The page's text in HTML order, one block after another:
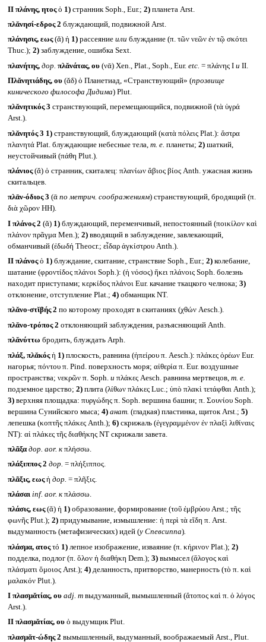
II πλάνης, ητοςὁ 1)странник Soph., Eur.; 2)планета Arst.
πλᾰνησί-εδρος 2 блуждающий, подвижной Arst.
πλάνησις, εως(ᾰ) ἡ 1)рассеяние или блуждание (π. τῶν νεῶν ἐν τῷ σκότει
Thuc.); 2)заблуждение, ошибка Sext.
πλανήτης, дор. πλᾰνάτας, ου(νᾱ) Xen., Plat., Soph., Eur. etc. = πλάνης I и II.
Πλᾰνητιάδης, ου(ᾰδ) ὁ Планетиад, «Странствующий» (прозвище
кинического философа Дидима) Plut.
πλᾰνητικός 3 странствующий, перемещающийся, подвижной (τὰ ὑγρά
Arst.).
πλᾰνητός 3 1)странствующий, блуждающий (κατὰ πόλεις Plat.): ἄστρα
πλανητά Plat. блуждающие небесные тела, т. е. планеты; 2)шаткий,
неустойчивый (πάθη Plut.).
πλάνιος(ᾰ) ὁ странник, скиталец: πλανίων ἄβιος βίος Anth. ужасная жизнь
скитальцев.
πλᾱν-όδιος 3 (ᾱ по метрич. соображениям) странствующий, бродящий (π.
διὰ χῶρον HH).
I πλάνος 2 (ᾰ) 1)блуждающий, переменчивый, непостоянный (ποικίλον καὶ
πλάνον πρᾶγμα Men.); 2)вводящий в заблуждение, завлекающий,
обманчивый (ἐδωδή Theocr.; εἶδαρ ἀγκίστρου Anth.).
II πλάνοςὁ 1)блуждание, скитание, странствие Soph., Eur.; 2)колебание,
шатание (φροντίδος πλάνοι Soph.): (ἡ νόσος) ἥκει πλάνοις Soph. болезнь
находит приступами; κερκίδος πλάνοι Eur. качание ткацкого челнока; 3)
отклонение, отступление Plat.; 4)обманщик NT.
πλᾰνο-στῐβής 2 по которому проходят в скитаниях (χθών Aesch.).
πλᾰνο-τρόπος 2 отклоняющий заблуждения, разъясняющий Anth.
πλᾰνύττω бродить, блуждать Arph.
πλάξ, πλᾰκόςἡ 1)плоскость, равнина (ἠπείρου π. Aesch.): πλάκες ὀρέων Eur.
нагорья; πόντου π. Pind. поверхность моря; αἰθερία π. Eur. воздушные
пространства; νεκρῶν π. Soph. и πλάκες Aesch. равнина мертвецов, т. е.
подземное царство; 2)плита (λίθων πλάκες Luc.; ὑπὸ πλακὶ τετάφθαι Anth.);
3)верхняя площадка: πυργώδης π. Soph. вершина башни; π. Σουνίου Soph.
вершина Сунийского мыса; 4) анат. (гладкая) пластинка, щиток Arst.; 5)
лепешка (κοπτῆς πλάκες Anth.); 6)скрижаль (ἐγεγραμμένον ἐν πλαξὶ λιθίναις
NT): αἱ πλάκες τῆς διαθήκης NT скрижали завета.
πλᾶξα дор. aor. кπλήσσω.
πλάξιππος 2 дор. = πλήξιππος.
πλᾶξις, εωςἡ дор. = πλῆξις.
πλάσαι inf. aor. кπλάσσω.
πλάσις, εως(ᾰ) ἡ 1)образование, формирование (τοῦ ἐμβρύου Arst.; τῆς
φωνῆς Plut.); 2)придумывание, измышление: ἡ περὶ τὰ εἴδη π. Arst.
выдуманность (метафизических) идей (у Спевсиппа).
πλάσμα, ατοςτό 1)лепное изображение, изваяние (π. κήρινον Plat.); 2)
подделка, подлог (π. ὅλον ἡ διαθήκη Dem.); 3)вымысел (ἄλογος καὶ
πλάσματι ὅμοιος Arst.); 4)деланность, притворство, манерность (τὸ π. καὶ
μαλακόν Plut.).
I πλασμᾰτίας, ου adj. mвыдуманный, вымышленный (ἄτοπος καὶ π. ὁ λόγος
Arst.).
II πλασμᾰτίας, ουὁ выдумщик Plut.
πλασμᾰτ-ώδης 2 вымышленный, выдуманный, воображаемый Arst., Plut.